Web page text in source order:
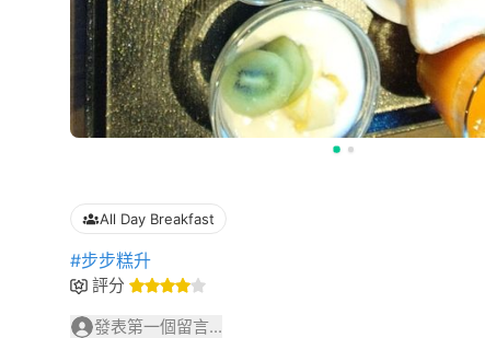
All Day Breakfast
#步步糕升
評分
發表第一個留言...